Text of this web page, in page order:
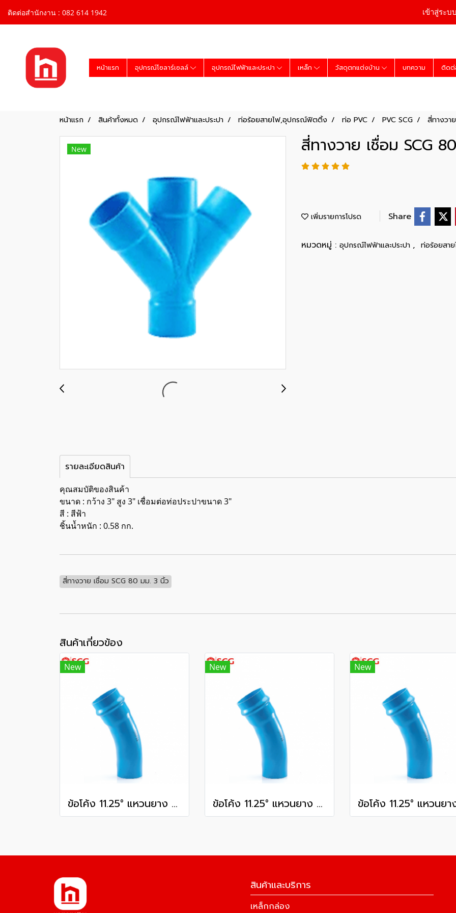
ติดต่อสำนักงาน : 082 614 1942 เข้าสู่ระบ
หน้าแรก อุปกรณ์โซลาร์เซลล์ อุปกรณ์ไฟฟ้าและประปา เหล็ก วัสดุตกแต่งบ้าน บทความ ติด
หน้าแรก สินค้าทั้งหมด อุปกรณ์ไฟฟ้าและประปา ท่อร้อยสายไฟ,อุปกรณ์ฟิตติ้ง ท่อ PVC PVC SCG สี่ทางวา
New สี่ทางวาย เชื่อม SCG
เพิ่มรายการโปรด Share
หมวดหมู่ : อุปกรณ์ไฟฟ้าและประปา , ท่อร้อยส
รายละเอียดสินค้า
คุณสมบัติของสินค้า
ขนาด : กว้าง 3" สูง 3" เชื่อมต่อท่อประปาขนาด 3"
สี : สีฟ้า
ชิ้นน้ำหนัก : 0.58 กก.
สี่ทางวาย เชื่อม SCG 80 มม. 3 นิ้ว
สินค้าเกี่ยวข้อง
New
ข้อโค้ง 11.25° แหวนยาง ES1 SCG ขนาด 400 มม. (16 นิ้ว ) ชั้น 13.5
New
ข้อโค้ง 11.25° แหวนยาง ES1 SCG ขนาด 250 มม. (10 นิ้ว ) ชั้น 13.5
New
สินค้าและบริการ
เหล็กกล่อง